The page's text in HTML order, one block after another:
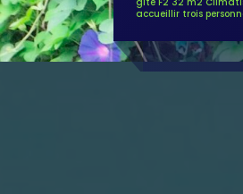
accueillir trois